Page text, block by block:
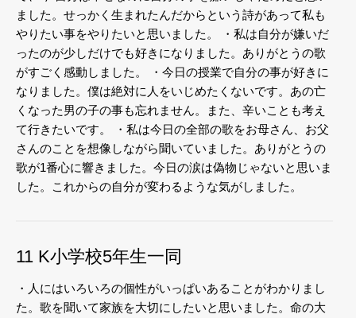
ました。せっかく生まれたんだからという詩があって私も
やりたい事をやりたいと思いました。
・私は自分が嫌いだ
ったのが少しだけでも好きになりました。ありがとうの歌
がすごく感動しました。
・今日の授業で自分の事が好きに
なりました。僕は絶対に人をいじめたくないです。あの亡
くなった男の子の事も忘れません。また、辛いことも考え
て行きたいです。
・私は今日の全部の歌をお母さん、お父
さんのことを想像しながら聞いていました。ありがとうの
歌が1番心に響きました。今日の涙は偽物じゃないと思いま
した。これからの自分が変わるような気がしました。
11 K小学校5年生一同
・人にはいろいろの個性がいっぱいあることがわかりまし
た。歌を聞いて家族を大切にしたいと思いました。命の大